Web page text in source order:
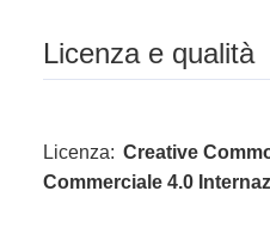
Licenza e qualità
Licenza: Creative
Commerciale 4.0